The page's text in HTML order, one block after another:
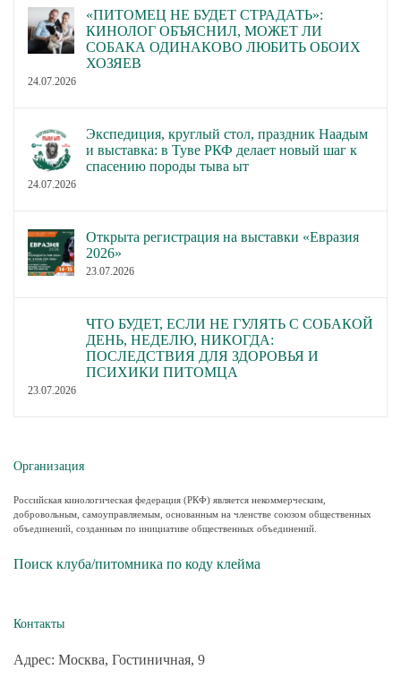
«ПИТОМЕЦ НЕ БУДЕТ СТРАДАТЬ»:
КИНОЛОГ ОБЪЯСНИЛ, МОЖЕТ ЛИ
СОБАКА ОДИНАКОВО ЛЮБИТЬ ОБОИХ
ХОЗЯЕВ
24.07.2026
Экспедиция, круглый стол, праздник Наадым
и выставка: в Туве РКФ делает новый шаг к
спасению породы тыва ыт
24.07.2026
Открыта регистрация на выставки «Евразия
2026»
23.07.2026
ЧТО БУДЕТ, ЕСЛИ НЕ ГУЛЯТЬ С СОБАКОЙ
ДЕНЬ, НЕДЕЛЮ, НИКОГДА:
ПОСЛЕДСТВИЯ ДЛЯ ЗДОРОВЬЯ И
ПСИХИКИ ПИТОМЦА
23.07.2026
Организация
Российская кинологическая федерация (РКФ) является некоммерческим,
добровольным, самоуправляемым, основанным на членстве союзом общественных
объединений, созданным по инициативе общественных объединений.
Поиск клуба/питомника по коду клейма
Контакты
Адрес: Москва, Гостиничная, 9